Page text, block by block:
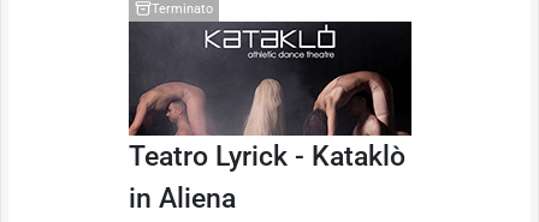
Terminato
Teatro Lyrick - Kataklò
in Aliena